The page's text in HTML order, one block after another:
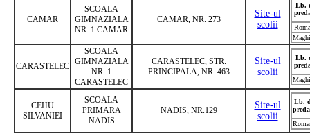
CAMAR
SCOALA
GIMNAZIALA
NR. 1 CAMAR
CAMAR, NR. 273
Site-ul
scolii
Lb.
CARASTELEC
SCOALA
GIMNAZIALA
NR. 1
CARASTELEC
CARASTELEC, STR.
PRINCIPALA, NR. 463
Site-ul
scolii
Lb.
CEHU
SILVANIEI
SCOALA
PRIMARA
NADIS
NADIS, NR.129
Site-ul
scolii
Lb.